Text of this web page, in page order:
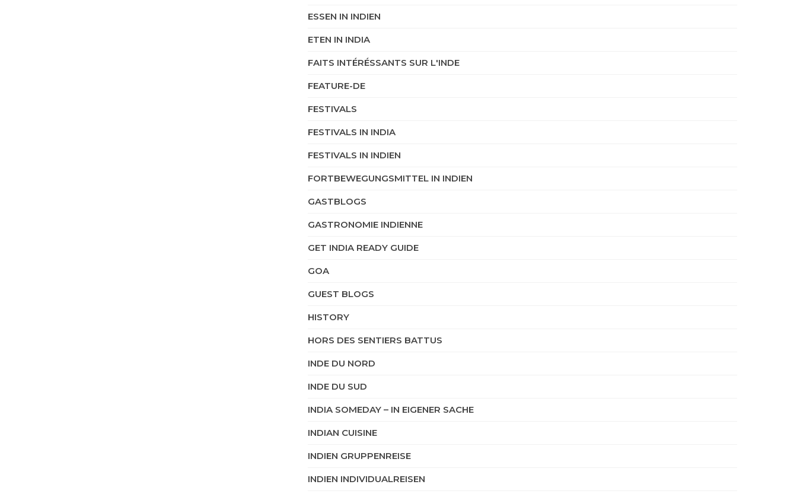
ESSEN IN INDIEN
ETEN IN INDIA
FAITS INTÉRÉSSANTS SUR L'INDE
FEATURE-DE
FESTIVALS
FESTIVALS IN INDIA
FESTIVALS IN INDIEN
FORTBEWEGUNGSMITTEL IN INDIEN
GASTBLOGS
GASTRONOMIE INDIENNE
GET INDIA READY GUIDE
GOA
GUEST BLOGS
HISTORY
HORS DES SENTIERS BATTUS
INDE DU NORD
INDE DU SUD
INDIA SOMEDAY – IN EIGENER SACHE
INDIAN CUISINE
INDIEN GRUPPENREISE
INDIEN INDIVIDUALREISEN